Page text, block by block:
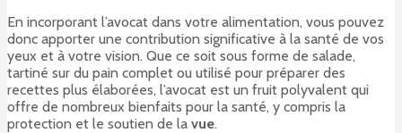
En incorporant l’avocat dans votre alimentation, vous pouvez
donc apporter une contribution significative à la santé de vos
yeux et à votre vision. Que ce soit sous forme de salade,
tartiné sur du pain complet ou utilisé pour préparer des
recettes plus élaborées, l’avocat est un fruit polyvalent qui
offre de nombreux bienfaits pour la santé, y compris la
protection et le soutien de la vue.